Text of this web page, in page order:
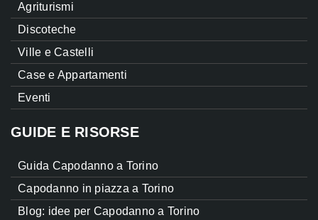
Agriturismi
Discoteche
Ville e Castelli
Case e Appartamenti
Eventi
GUIDE E RISORSE
Guida Capodanno a Torino
Capodanno in piazza a Torino
Blog: idee per Capodanno a Torino